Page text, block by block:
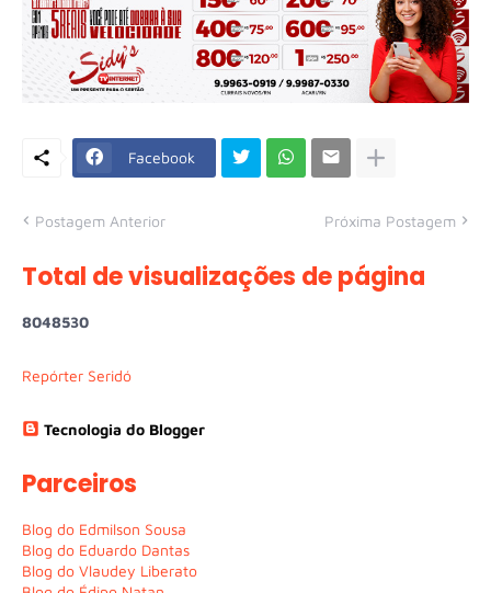
Facebook
Postagem Anterior Próxima Postagem
Total de visualizações de página
8048530
Repórter Seridó
Tecnologia do Blogger
Parceiros
Blog do Edmilson Sousa
Blog do Eduardo Dantas
Blog do Vlaudey Liberato